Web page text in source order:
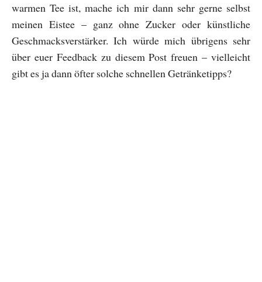
warmen Tee ist, mache ich mir dann sehr gerne selbst
meinen Eistee – ganz ohne Zucker oder künstliche
Geschmacksverstärker. Ich würde mich übrigens sehr
über euer Feedback zu diesem Post freuen – vielleicht
gibt es ja dann öfter solche schnellen Getränketipps?